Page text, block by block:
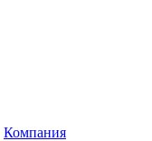
Компания